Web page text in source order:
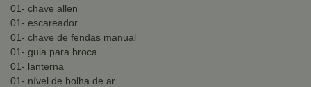
01- chave allen
01- escareador
01- chave de fendas manual
01- guia para broca
01- lanterna
01- nível de bolha de ar